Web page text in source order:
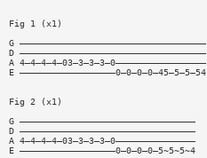
Fig 1 (x1)
G ———————————————————————————————————
D ———————————————————————————————————
A 4—4—4—4—03—3—3—3—0—————————————————
E ——————————————————0—0—0—0—45—5—5—54
Fig 2 (x1)
G —————————————————————————————————
D —————————————————————————————————
A 4—4—4—4—03—3—3—3—0———————————————
E ——————————————————0—0—0—0—5~5~5~4